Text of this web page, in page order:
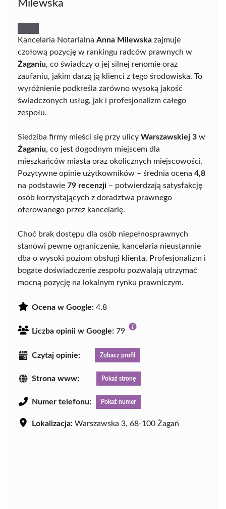
Milewska
Kancelaria Notarialna Anna Milewska zajmuje
czołową pozycję w rankingu radców prawnych w
Żaganiu, co świadczy o jej silnej renomie oraz
zaufaniu, jakim darzą ją klienci z tego środowiska. To
wyróżnienie podkreśla zarówno wysoką jakość
świadczonych usług, jak i profesjonalizm całego
zespołu.
Siedziba firmy mieści się przy ulicy Warszawskiej 3 w
Żaganiu, co jest dogodnym miejscem dla
mieszkańców miasta oraz okolicznych miejscowości.
Pozytywne opinie użytkowników – średnia ocena 4,8
na podstawie 79 recenzji – potwierdzają satysfakcję
osób korzystających z doradztwa prawnego
oferowanego przez kancelarię.
Choć brak dostępu dla osób niepełnosprawnych
stanowi pewne ograniczenie, kancelaria nieustannie
dba o wysoki poziom obsługi klienta. Profesjonalizm i
bogate doświadczenie zespołu pozwalają utrzymać
mocną pozycję na lokalnym rynku prawniczym.
Ocena w Google: 4.8
Liczba opinii w Google: 79
Czytaj opinie: Zobacz profil
Strona www: Pokaż stronę
Numer telefonu: Pokaż numer
Lokalizacja: Warszawska 3, 68-100 Żagań